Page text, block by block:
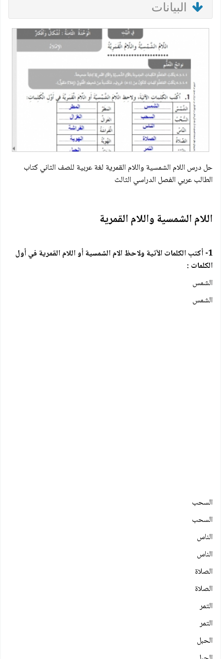
البيانات
حل درس اللام الشمسية واللام القمرية لغة عربية للصف الثاني كتاب
الطالب عربي الفصل الدراسي الثالث
اللام الشمسية واللام القمرية
1- أكتب الكلمات الآتية ولاحظ الام الشمسية أو اللام القمرية في أول
الكلمات :
الشمس
الشمس
السحب
السحب
الناس
الناس
الصلاة
الصلاة
التمر
التمر
الحبل